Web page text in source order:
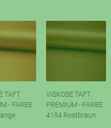
TAFT
- FARBE
VISKOSE TAFT
PREMIUM - FARBE
4194 Rostbraun